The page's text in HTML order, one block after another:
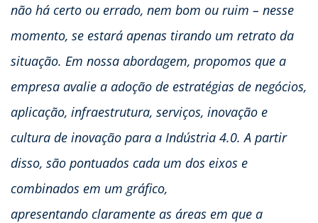
não há certo ou errado, nem bom ou ruim – nesse
momento, se estará apenas tirando um retrato da
situação. Em nossa abordagem, propomos que a
empresa avalie a adoção de estratégias de negócios,
aplicação, infraestrutura, serviços, inovação e
cultura de inovação para a Indústria 4.0. A partir
disso, são pontuados cada um dos eixos e
combinados em um gráfico,
apresentando claramente as áreas em que a